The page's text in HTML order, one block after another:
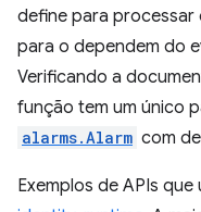
define para processar
para o dependem do
Verificando a
função tem um único
alarms.Alarm com
Exemplos de APIs que